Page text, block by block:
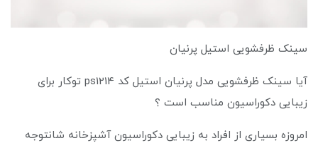
سینک ظرفشویی استیل پرنیان
آیا سینک ظرفشویی مدل پرنیان استیل کد ps1214 توکار برای
زیبایی دکوراسیون مناسب است ؟
امروزه بسیاری از افراد به زیبایی دکوراسیون آشپزخانه شانتوجه